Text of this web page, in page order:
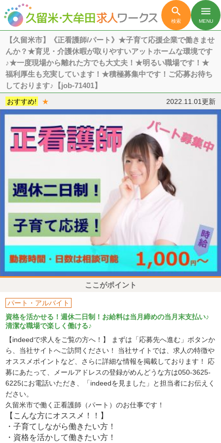

検索
menu
MENU
【久留米市】《正看護師/パート》★子育て応援企業で働きませ
んか？★育児・介護休暇が取りやすいアットホームな環境です
♪★一度現場から離れた方でも大丈夫！★明るい職場です！★
福利厚生も充実しています！★積極募集中です！ご応募お待ち
しております♪【job-71401】
おすすめ! ★ 2022.11.01更新
ここがポイント
パート・アルバイト
資格を活かせる！週休二日制！お給料は当月締めの当月末支払い♪
清潔な職場で楽しく働ける♪
【indeedで求人をご覧の方へ！】 まずは「応募先へ進む」ボタンか
ら、当社サイトへご訪問ください！ 当社サイトでは、求人の特徴や
オススメポイントなど、さらに詳細な情報を掲載しております！ 応
募にあたって、メールアドレスの登録がめんどうな方は050-3625-
6225にお電話いただき、「indeedを見ました」と担当者にお伝えく
ださい。
久留米市で働く正看護師（パート）のお仕事です！
【こんな方にオススメ！！】
・子育てしながら働きたい方！
・資格を活かして働きたい方！